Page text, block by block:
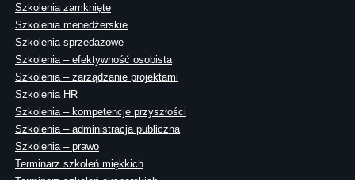
Szkolenia zamknięte
Szkolenia menedżerskie
Szkolenia sprzedażowe
Szkolenia – efektywność osobista
Szkolenia – zarządzanie projektami
Szkolenia HR
Szkolenia – kompetencje przyszłości
Szkolenia – administracja publiczna
Szkolenia – prawo
Terminarz szkoleń miękkich